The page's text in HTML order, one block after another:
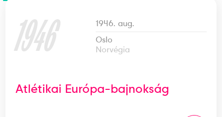
1946
1946. aug.
Oslo
Norvégia
Atlétikai Európa-bajnokság